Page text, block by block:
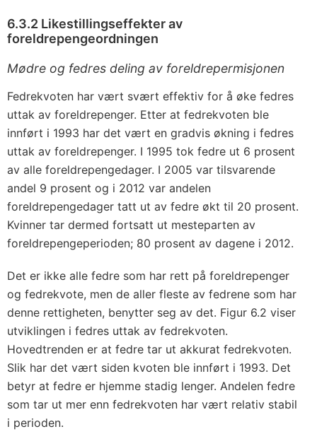
6.3.2 Likestillingseffekter av
foreldrepengeordningen
Mødre og fedres deling av foreldrepermisjonen
Fedrekvoten har vært svært effektiv for å øke fedres
uttak av foreldrepenger. Etter at fedrekvoten ble
innført i 1993 har det vært en gradvis økning i fedres
uttak av foreldrepenger. I 1995 tok fedre ut 6 prosent
av alle foreldrepengedager. I 2005 var tilsvarende
andel 9 prosent og i 2012 var andelen
foreldrepengedager tatt ut av fedre økt til 20 prosent.
Kvinner tar dermed fortsatt ut mesteparten av
foreldrepengeperioden; 80 prosent av dagene i 2012.
Det er ikke alle fedre som har rett på foreldrepenger
og fedrekvote, men de aller fleste av fedrene som har
denne rettigheten, benytter seg av det. Figur 6.2 viser
utviklingen i fedres uttak av fedrekvoten.
Hovedtrenden er at fedre tar ut akkurat fedrekvoten.
Slik har det vært siden kvoten ble innført i 1993. Det
betyr at fedre er hjemme stadig lenger. Andelen fedre
som tar ut mer enn fedrekvoten har vært relativ stabil
i perioden.